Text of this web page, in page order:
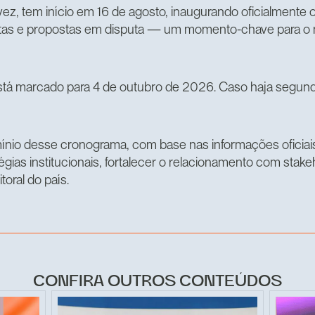
tem início em 16 de agosto, inaugurando oficialmente
e propostas em disputa — um momento-chave para o
marcado para 4 de outubro de 2026. Caso haja
desse cronograma, com base nas informações
institucionais, fortalecer o relacionamento com
do país.
CONFIRA OUTROS CONTEÚDOS